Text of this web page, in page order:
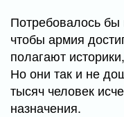
Потребовалось бы
чтобы армия
полагают
Но они так и не
тысяч человек
назначения.